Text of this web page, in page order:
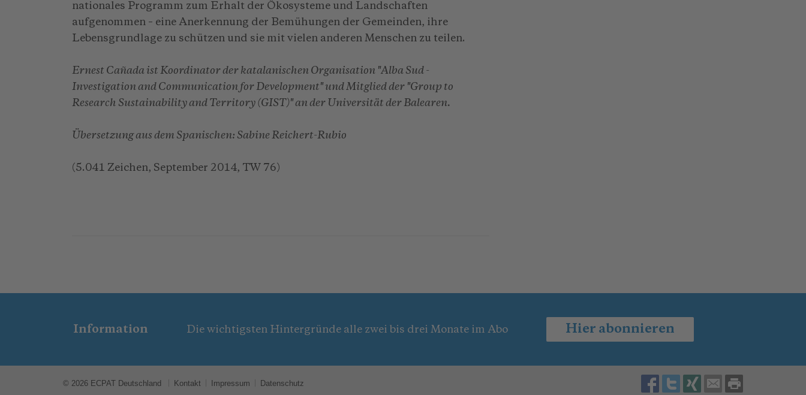
nationales Programm zum Erhalt der Ökosysteme und Landschaften
aufgenommen – eine Anerkennung der Bemühungen der Gemeinden, ihre
Lebensgrundlage zu schützen und sie mit vielen anderen Menschen zu teilen.
Ernest Cañada ist Koordinator der katalanischen Organisation "Alba Sud -
Investigation and Communication for Development" und Mitglied der "Group to
Research Sustainability and Territory (GIST)" an der Universität der Balearen.
Übersetzung aus dem Spanischen: Sabine Reichert-Rubio
(5.041 Zeichen, September 2014, TW 76)
Information Die wichtigsten Hintergründe alle zwei bis drei Monate im Abo Hier abonnieren
© 2026 ECPAT Deutschland Kontakt Impressum Datenschutz